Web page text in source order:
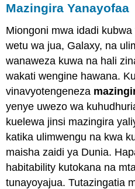
Mazingira Yanayofaa
Miongoni mwa idadi
wetu wa jua, Galaxy, na
wanaweza kuwa na hali
wakati wengine hawana.
vinavyotengeneza
yenye uwezo wa
kuelewa jinsi mazingira
katika ulimwengu na kwa
maisha zaidi ya Dunia.
habitability kutokana na
tunayoyajua. Tutazingatia